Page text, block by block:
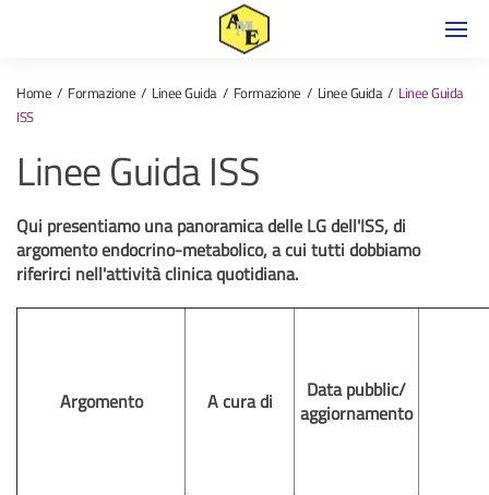
Home Formazione Linee Guida Formazione Linee Guida
Linee Guida
ISS
Linee Guida ISS
Qui presentiamo una panoramica delle LG dell'ISS, di
argomento endocrino-metabolico, a cui tutti dobbiamo
riferirci nell'attività clinica quotidiana.
Argomento A cura di
Data pubblic/
aggiornamento